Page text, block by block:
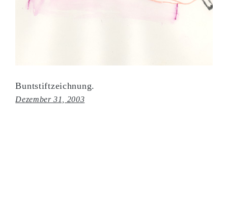
Buntstiftzeichnung.
Dezember 31, 2003